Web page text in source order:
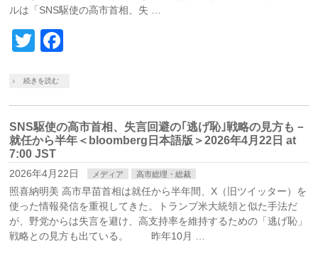
ルは「SNS駆使の高市首相、失 …
Twitter
続きを読む
SNS駆使の高市首相、失言回避の｢逃げ恥｣戦略の見方も－
就任から半年＜bloomberg日本語版＞2026年4月22日 at
7:00 JST
2026年4月22日 メディア 高市総理・総裁
照喜納明美 高市早苗首相は就任から半年間、X（旧ツイッター）を
使った情報発信を重視してきた。トランプ米大統領と似た手法だ
が、野党からは失言を避け、高支持率を維持するための「逃げ恥」
戦略との見方も出ている。 昨年10月 …